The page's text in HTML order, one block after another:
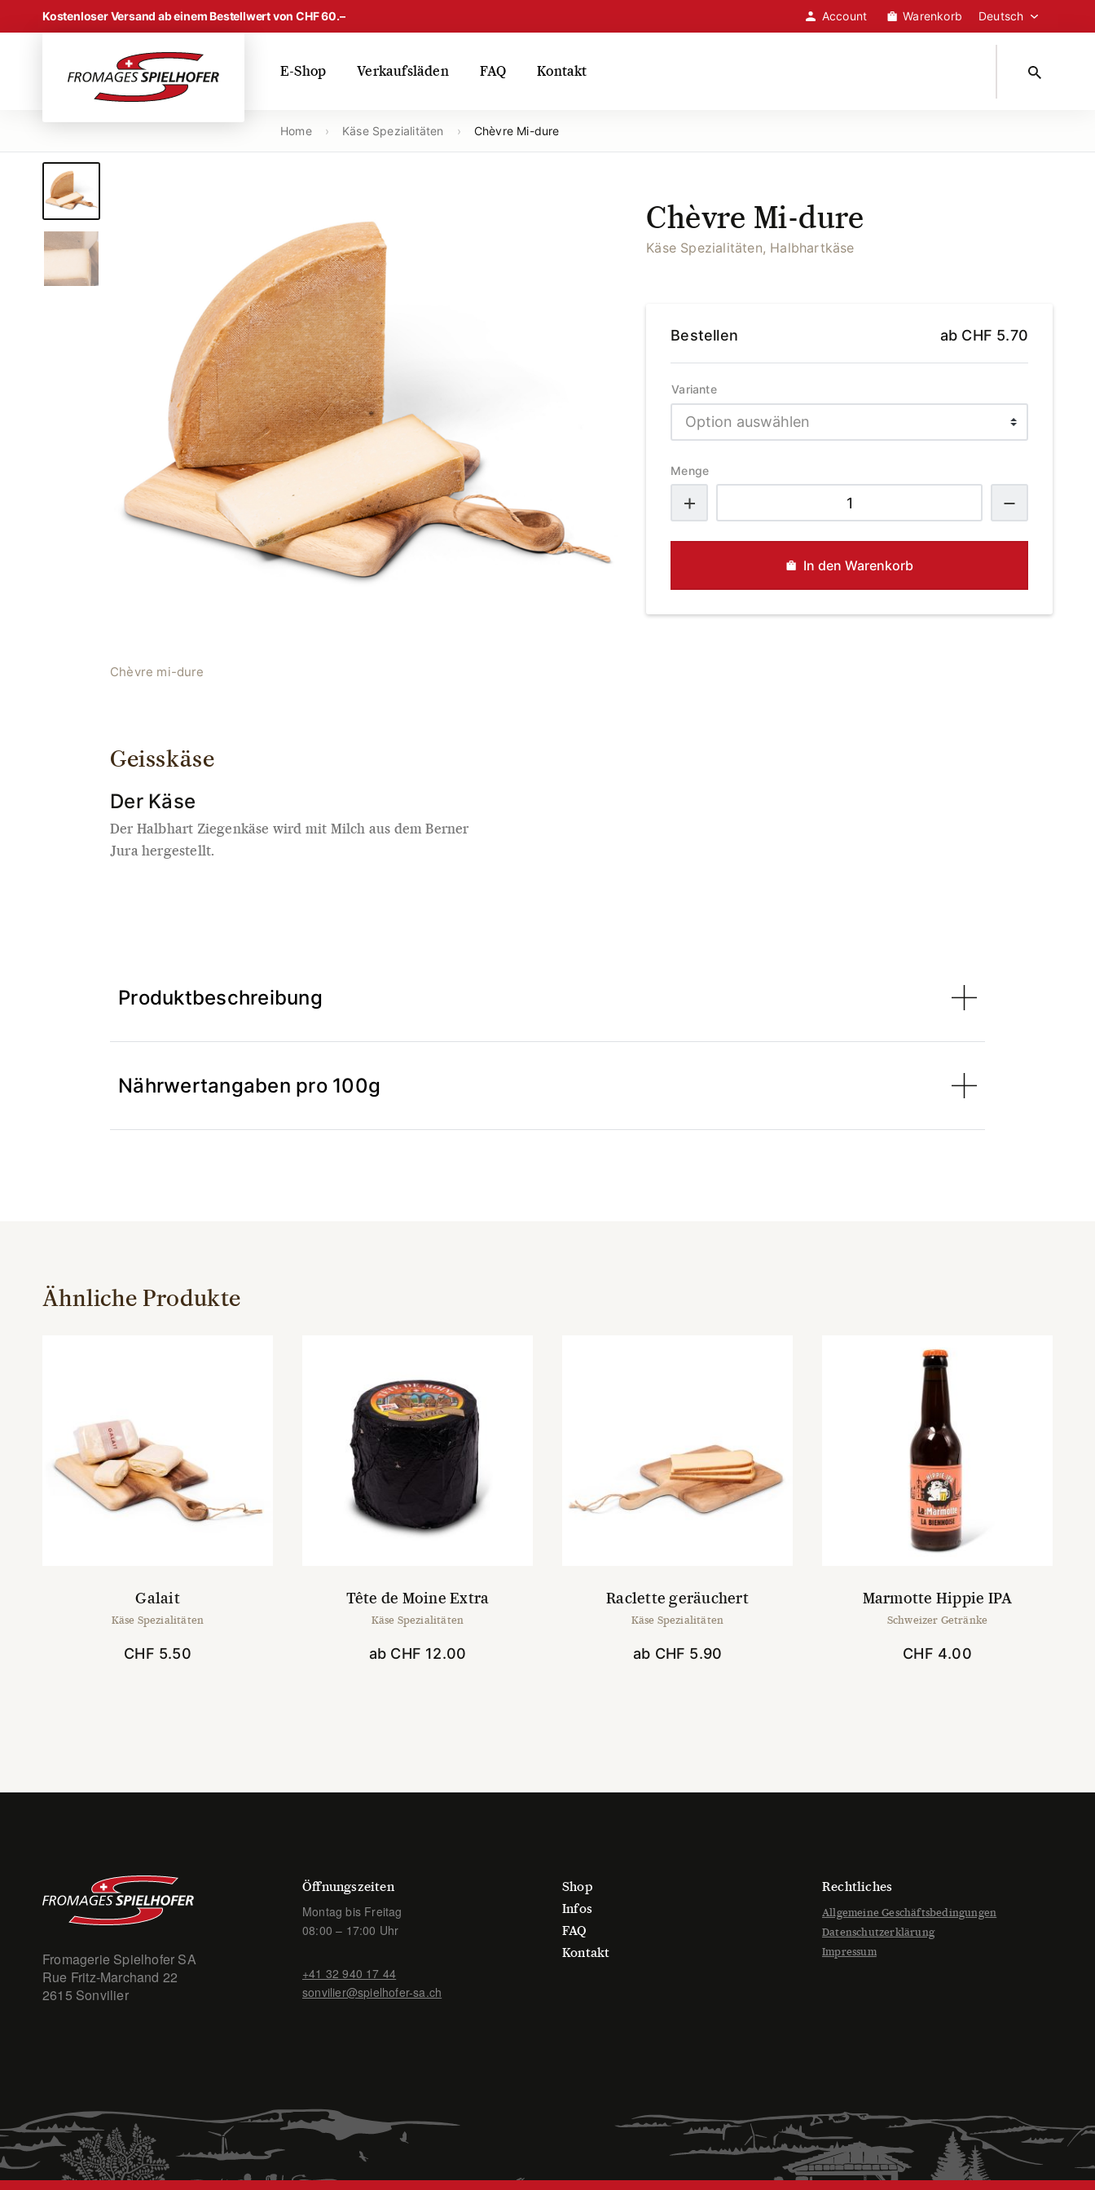
Skip to content
Kostenloser Versand ab einem Bestellwert von CHF 60.– Account Warenkorb
E-Shop Verkaufsläden FAQ Kontakt
Home › Käse Spezialitäten › Chèvre Mi-dure
Chèvre mi-dure
Chèvre Mi-dure
Käse Spezialitäten, Halbhartkäse
Bestellen ab CHF 5.70
Variante
Menge
Mi-
dure
In den Warenkorb
Geisskäse
Der Käse
Der Halbhart Ziegenkäse wird mit Milch aus dem Berner
Jura hergestellt.
Produktbeschreibung
Nährwertangaben pro 100g
Ähnliche Produkte
Galait
Käse Spezialitäten
CHF 5.50
Tête de Moine Extra
Käse Spezialitäten
ab CHF 12.00
mehrere
Raclette geräuchert
Käse Spezialitäten
ab CHF 5.90
mehrere
Marmotte Hippie IPA
Schweizer Getränke
CHF 4.00
Fromagerie Spielhofer SA
Rue Fritz-Marchand 22
2615 Sonvilier
Öffnungszeiten
Montag bis Freitag
08:00 – 17:00 Uhr
+41 32 940 17 44
sonvilier@spielhofer-sa.ch
Shop
Infos
FAQ
Kontakt
Rechtliches
Allgemeine Geschäftsbedingungen
Datenschutzerklärung
Impressum